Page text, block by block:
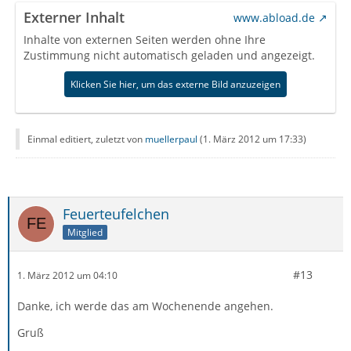
Externer Inhalt
www.abload.de
Inhalte von externen Seiten werden ohne Ihre
Zustimmung nicht automatisch geladen und angezeigt.
Klicken Sie hier, um das externe Bild anzuzeigen
Einmal editiert, zuletzt von muellerpaul (1. März 2012 um 17:33)
Feuerteufelchen
Mitglied
1. März 2012 um 04:10 #13
Danke, ich werde das am Wochenende angehen.
Gruß